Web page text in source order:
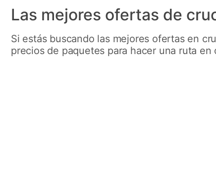
Las mejores ofertas de
Si estás buscando las mejores ofertas en
precios de paquetes para hacer una ruta en